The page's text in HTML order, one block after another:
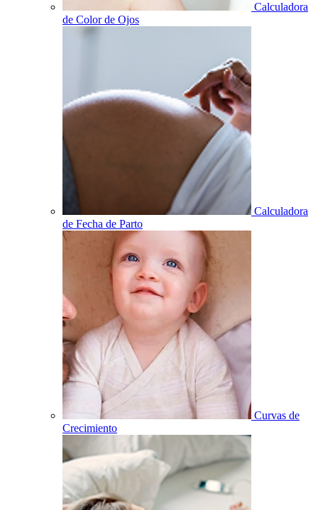
Calculadora
de Color de Ojos
Calculadora
de Fecha de Parto
Curvas de
Crecimiento